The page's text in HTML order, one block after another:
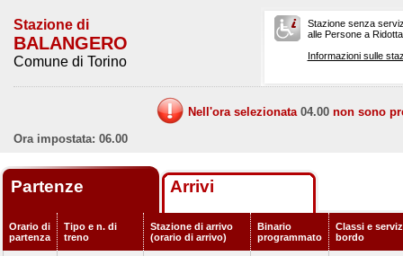
Stazione di
BALANGERO
Comune di Torino
Stazione senza
alle Persone a
Informazioni sulle
Nell'ora selezionata 04.00 non sono
Ora impostata: 06.00
Partenze Arrivi
Orario di
partenza
Tipo e n. di
treno
Stazione di arrivo
(orario di arrivo)
Binario
programmato
Classi e
bordo